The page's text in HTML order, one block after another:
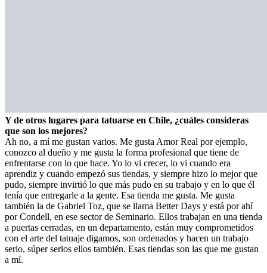
Y de otros lugares para tatuarse en Chile, ¿cuáles consideras
que son los mejores?
Ah no, a mí me gustan varios. Me gusta Amor Real por ejemplo,
conozco al dueño y me gusta la forma profesional que tiene de
enfrentarse con lo que hace. Yo lo vi crecer, lo vi cuando era
aprendiz y cuando empezó sus tiendas, y siempre hizo lo mejor que
pudo, siempre invirtió lo que más pudo en su trabajo y en lo que él
tenía que entregarle a la gente. Esa tienda me gusta. Me gusta
también la de Gabriel Toz, que se llama Better Days y está por ahí
por Condell, en ese sector de Seminario. Ellos trabajan en una tienda
a puertas cerradas, en un departamento, están muy comprometidos
con el arte del tatuaje digamos, son ordenados y hacen un trabajo
serio, súper serios ellos también. Esas tiendas son las que me gustan
a mí.